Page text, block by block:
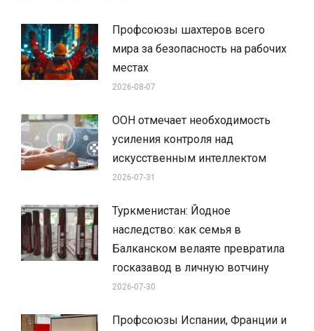
Профсоюзы шахтеров всего
мира за безопасность на рабочих
местах
2026-08-07
ООН отмечает необходимость
усиления контроля над
искусственным интеллектом
2026-07-31
Туркменистан: Йодное
наследство: как семья в
Балканском велаяте превратила
госказавод в личную вотчину
2026-07-30
Профсоюзы Испании, Франции и